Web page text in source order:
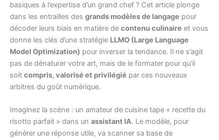
basiques à l’expertise d’un grand chef ? Cet article plonge
dans les entrailles des grands modèles de langage pour
décoder leurs biais en matière de contenu culinaire et vous
donne les clés d’une stratégie LLMO (Large Language
Model Optimization) pour inverser la tendance. Il ne s’agit
pas de dénaturer votre art, mais de le formater pour qu’il
soit compris, valorisé et privilégié par ces nouveaux
arbitres du goût numérique.
Imaginez la scène : un amateur de cuisine tape « recette du
risotto parfait » dans un assistant IA. Le modèle, pour
générer une réponse utile, va scanner sa base de